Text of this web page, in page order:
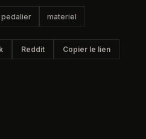
pedalier materiel
Reddit Copier le lien